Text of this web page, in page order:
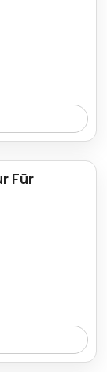
günstigen
Turbopass-
Für